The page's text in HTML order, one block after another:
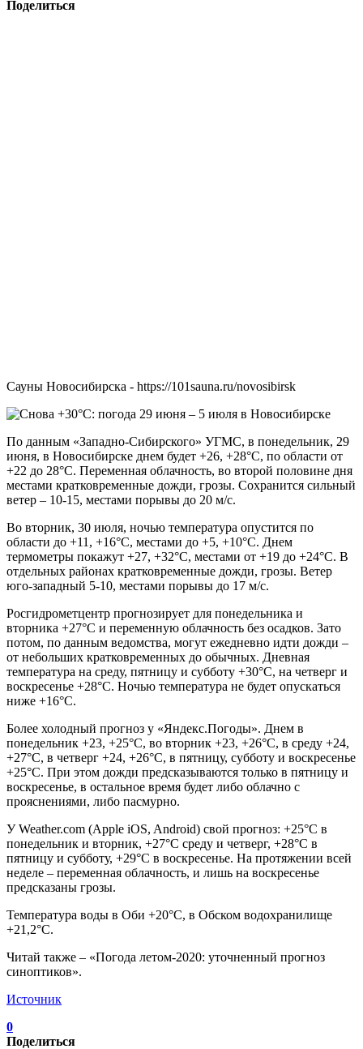
Поделиться
Сауны Новосибирска - https://101sauna.ru/novosibirsk
По данным «Западно-Сибирского» УГМС, в понедельник, 29
июня, в Новосибирске днем будет +26, +28°С, по области от
+22 до 28°С. Переменная облачность, во второй половине дня
местами кратковременные дожди, грозы. Сохранится сильный
ветер – 10-15, местами порывы до 20 м/с.
Во вторник, 30 июля, ночью температура опустится по
области до +11, +16°С, местами до +5, +10°С. Днем
термометры покажут +27, +32°С, местами от +19 до +24°С. В
отдельных районах кратковременные дожди, грозы. Ветер
юго-западный 5-10, местами порывы до 17 м/с.
Росгидрометцентр прогнозирует для понедельника и
вторника +27°С и переменную облачность без осадков. Зато
потом, по данным ведомства, могут ежедневно идти дожди –
от небольших кратковременных до обычных. Дневная
температура на среду, пятницу и субботу +30°С, на четверг и
воскресенье +28°С. Ночью температура не будет опускаться
ниже +16°С.
Более холодный прогноз у «Яндекс.Погоды». Днем в
понедельник +23, +25°С, во вторник +23, +26°С, в среду +24,
+27°С, в четверг +24, +26°С, в пятницу, субботу и воскресенье
+25°С. При этом дожди предсказываются только в пятницу и
воскресенье, в остальное время будет либо облачно с
прояснениями, либо пасмурно.
У Weather.com (Apple iOS, Android) свой прогноз: +25°С в
понедельник и вторник, +27°С среду и четверг, +28°С в
пятницу и субботу, +29°С в воскресенье. На протяжении всей
неделе – переменная облачность, и лишь на воскресенье
предсказаны грозы.
Температура воды в Оби +20°С, в Обском водохранилище
+21,2°С.
Читай также – «Погода летом-2020: уточненный прогноз
синоптиков».
Источник
0
Поделиться